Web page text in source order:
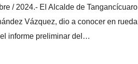
/ 2024.- El Alcalde de Tangancícuaro
Vázquez, dio a conocer en rueda
informe preliminar del…